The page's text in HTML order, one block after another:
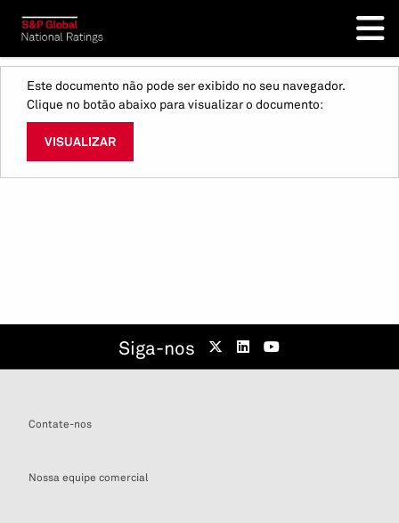
Este documento não pode ser exibido no seu navegador.
Clique no botão abaixo para visualizar o documento:
VISUALIZAR
Siga-nos
Contate-nos
Nossa equipe comercial